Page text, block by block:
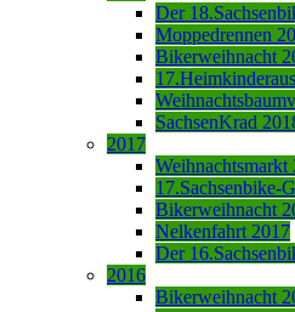
Der
Moppedrennen
Bikerweihnacht
SachsenKrad
2017
Weihnachtsmarkt
17.Sachsenbike-
Bikerweihnacht
Nelkenfahrt 2017
Der
2016
Bikerweihnacht